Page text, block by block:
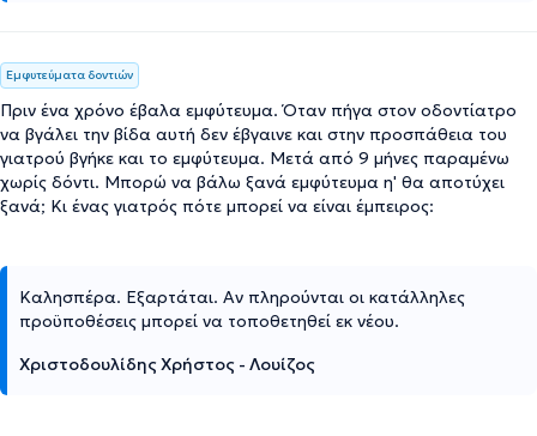
Εμφυτεύματα δοντιών
Πριν ένα χρόνο έβαλα εμφύτευμα. Όταν πήγα στον οδοντίατρο
να βγάλει την βίδα αυτή δεν έβγαινε και στην προσπάθεια του
γιατρού βγήκε και το εμφύτευμα. Μετά από 9 μήνες παραμένω
χωρίς δόντι. Μπορώ να βάλω ξανά εμφύτευμα η' θα αποτύχει
ξανά; Κι ένας γιατρός πότε μπορεί να είναι έμπειρος:
Καλησπέρα. Εξαρτάται. Αν πληρούνται οι κατάλληλες
προϋποθέσεις μπορεί να τοποθετηθεί εκ νέου.
Χριστοδουλίδης Χρήστος - Λουίζος